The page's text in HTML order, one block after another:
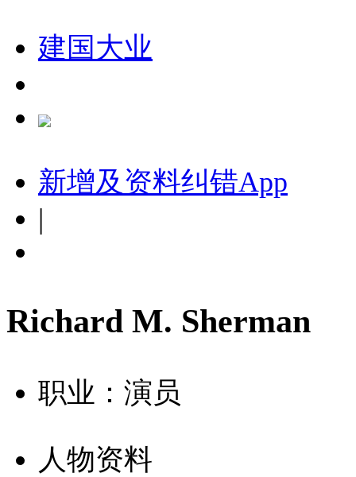
建国大业
新增及资料纠错App
|
Richard M. Sherman
职业：演员
人物资料